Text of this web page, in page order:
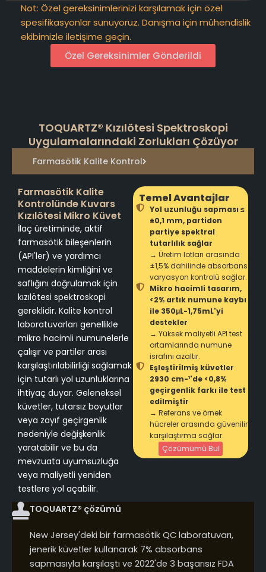
Not: Özel gereksinimlerinizi karşılamak için özel
spesifikasyonlar sunuyoruz. Danışma için mühendislik
ekibimizle iletişime geçin.
Özel Gereksinimler Gönderildi
TOQUARTZ® Kızılötesi Spektroskopi
Uygulamalarındaki Zorlukları Çözüyor
Farmasötik Kalite Kontrol
Farmasötik Kalite
Kontrolünde Kuvars
Kızılötesi Mikro Küvet
İlaç üretiminde, aktif
farmasötik bileşenlerin
(API'ler) ve yardımcı
maddelerin kimliğini ve
saflığını doğrulamak için
kızılötesi spektroskopi
gereklidir. Kalite kontrol
laboratuvarları genellikle
mikro hacimli numunelerle
çalışır ve partiler arası
karşılaştırılabilirliği sağlamak
için tutarlı yol uzunluklarına
ihtiyaç duyar. Geleneksel
küvetler, tutarsız boyutlar
veya zayıf geçirgenlik
nedeniyle değişkenlik
yaratabilir ve bu da
mevzuata uyumsuzluğa
veya maliyetli yeniden
testlere yol açabilir.
Temel Avantajlar
Yol uzunluğu sapması ≤
±0,1 mm, partiden
partiye spektral
tutarlılık sağlar
→ Üretim lotları arasında
±1,5% dahilinde absorbans
varyasyon kontrolü sağlar.
Mikro hacimli tasarım,
<2% artık numune kaybı
ile 350μL-1,75mL'yi
destekler
→ Yüksek maliyetli API test
ortamlarında numune
israfını azaltır.
Eşleştirilmiş küvetler
2930 cm-¹'de <0,8%
geçirgenlik farkı ile test
edilmiştir
→ Referans ve örnek
hücreler arasında güvenilir
karşılaştırma sağlar.
Çözümümü Bul
TOQUARTZ® çözümü
New Jersey'deki bir farmasötik QC laboratuvarı,
jenerik küvetler kullanarak 7% absorbans
sapmasıyla karşılaştı ve 2022'de 3 başarısız FDA